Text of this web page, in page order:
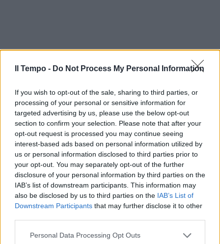
Il Tempo - Do Not Process My Personal Information
If you wish to opt-out of the sale, sharing to third parties, or
processing of your personal or sensitive information for
targeted advertising by us, please use the below opt-out
section to confirm your selection. Please note that after your
opt-out request is processed you may continue seeing
interest-based ads based on personal information utilized by
us or personal information disclosed to third parties prior to
your opt-out. You may separately opt-out of the further
disclosure of your personal information by third parties on the
IAB’s list of downstream participants. This information may
also be disclosed by us to third parties on the IAB’s List of
Downstream Participants that may further disclose it to other
Personal Data Processing Opt Outs